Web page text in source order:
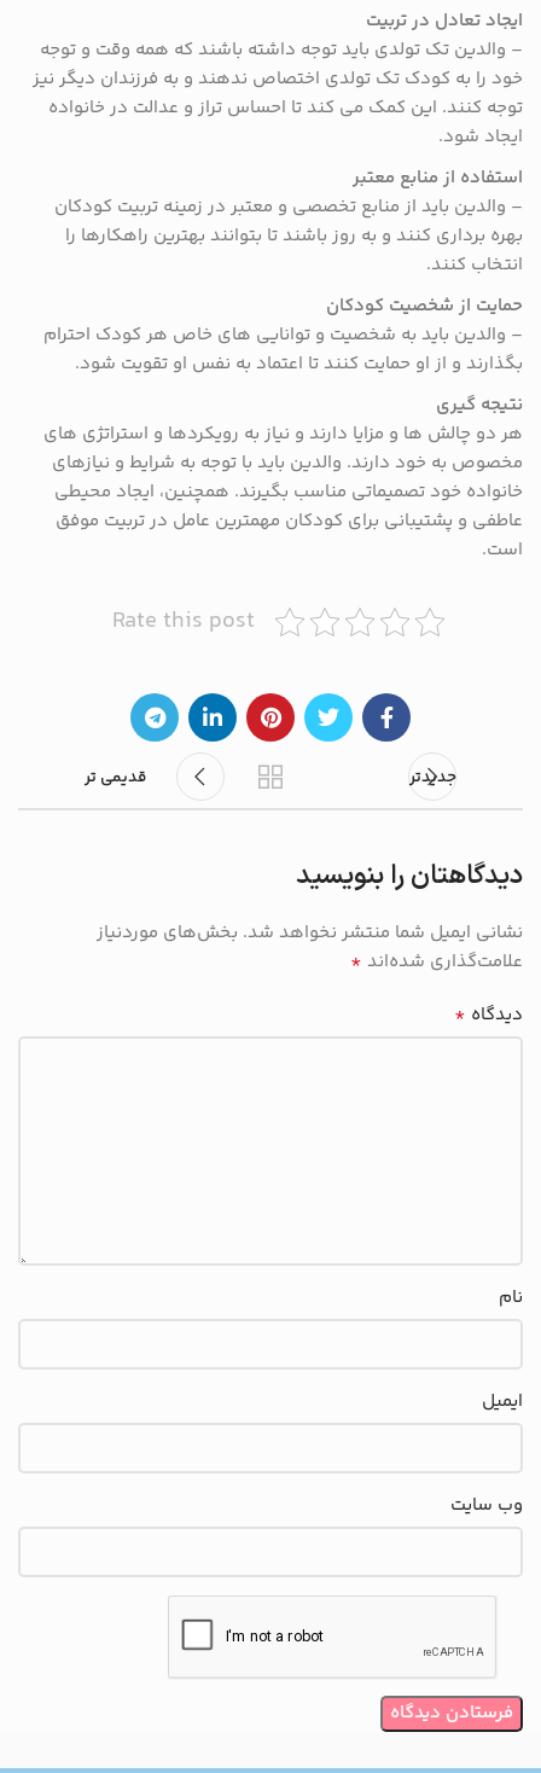
ایجاد تعادل در تربیت
– والدین تک تولدی باید توجه داشته باشند که همه وقت و توجه
خود را به کودک تک تولدی اختصاص ندهند و به فرزندان دیگر نیز
توجه کنند. این کمک می کند تا احساس تراز و عدالت در خانواده
ایجاد شود.
استفاده از منابع معتبر
– والدین باید از منابع تخصصی و معتبر در زمینه تربیت کودکان
بهره برداری کنند و به روز باشند تا بتوانند بهترین راهکارها را
انتخاب کنند.
حمایت از شخصیت کودکان
– والدین باید به شخصیت و توانایی های خاص هر کودک احترام
بگذارند و از او حمایت کنند تا اعتماد به نفس او تقویت شود.
نتیجه گیری
هر دو چالش ها و مزایا دارند و نیاز به رویکردها و استراتژی های
مخصوص به خود دارند. والدین باید با توجه به شرایط و نیازهای
خانواده خود تصمیماتی مناسب بگیرند. همچنین، ایجاد محیطی
عاطفی و پشتیبانی برای کودکان مهمترین عامل در تربیت موفق
است.
Rate this post
جدیدتر قدیمی تر
دیدگاهتان را بنویسید
نشانی ایمیل شما منتشر نخواهد شد. بخش‌های موردنیاز
علامت‌گذاری شده‌اند *
دیدگاه *
نام
ایمیل
وب‌ سایت